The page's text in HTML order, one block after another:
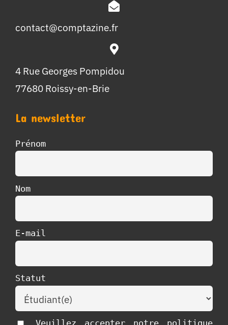
contact@comptazine.fr
4 Rue Georges Pompidou
77680 Roissy-en-Brie
La newsletter
Prénom
Nom
E-mail
Statut
Veuillez accepter notre politique